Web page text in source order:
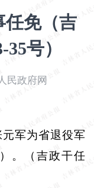
任免（吉
号）
民政府网
军为省退役军
。（吉政干任